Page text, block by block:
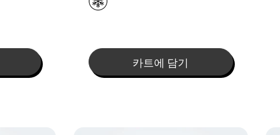
카트에 담기